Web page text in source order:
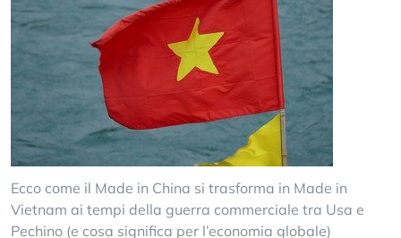
Ecco come il Made in China si trasforma in Made in
Vietnam ai tempi della guerra commerciale tra Usa e
Pechino (e cosa significa per l’economia globale)